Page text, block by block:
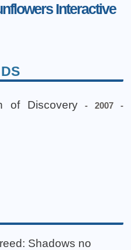
Interactive
of Discovery - 2007 -
Shadows no